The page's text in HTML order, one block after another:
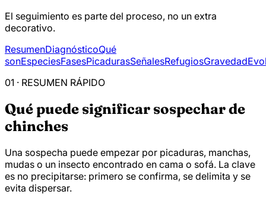
El seguimiento es parte del proceso, no un extra
decorativo.
ResumenDiagnósticoQué
sonEspeciesFasesPicadurasSeñalesRefugiosGravedad
01 · RESUMEN RÁPIDO
Qué puede significar sospechar de
chinches
Una sospecha puede empezar por picaduras, manchas,
mudas o un insecto encontrado en cama o sofá. La clave
es no precipitarse: primero se confirma, se delimita y se
evita dispersar.